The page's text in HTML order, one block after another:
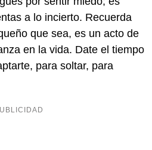
a lo incierto. Recuerda
que sea, es un acto de
en la vida. Date el tiempo
para soltar, para